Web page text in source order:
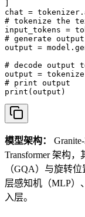
chat =
# tokenize the
input_tokens =
# generate
output =
# decode output
output =
# print output
print(output)
模型架构：
Transformer 架构
（GQA）与旋转
层感知机（MLP）
入层。